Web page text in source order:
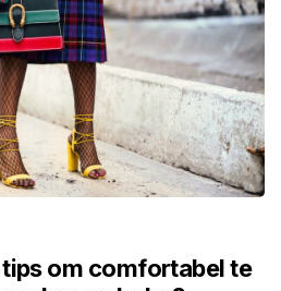
om comfortabel te